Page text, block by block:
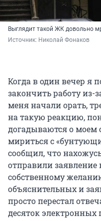
Выглядит такой ЖК довольно
Источник: Николай Фонаков
Когда в один вечер я
закончить работу из-
меня начали орать,
на такую реакцию,
догадываются о моем
мириться с
сообщил, что
отправили заявление
собственному
объяснительных и
просто перестал
десяток электронных